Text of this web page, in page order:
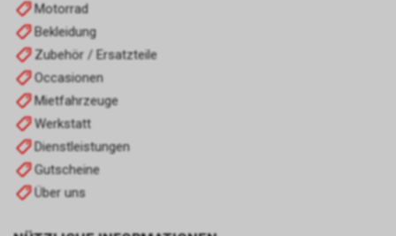
Motorrad
Bekleidung
Zubehör / Ersatzteile
Occasionen
Mietfahrzeuge
Werkstatt
Dienstleistungen
Gutscheine
Über uns